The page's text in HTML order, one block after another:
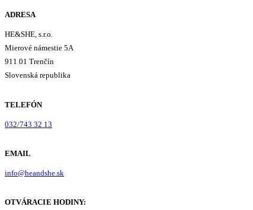
ADRESA
HE&SHE, s.r.o.
Mierové námestie 5A
911 01 Trenčín
Slovenská republika
TELEFÓN
032/743 32 13
EMAIL
info@heandshe.sk
OTVÁRACIE HODINY: